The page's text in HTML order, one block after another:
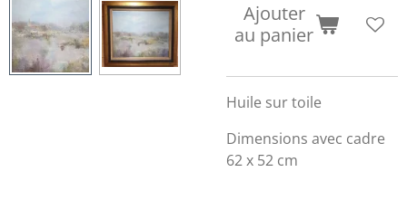
Ajouter
au panier
Huile sur toile
Dimensions avec cadre
62 x 52 cm